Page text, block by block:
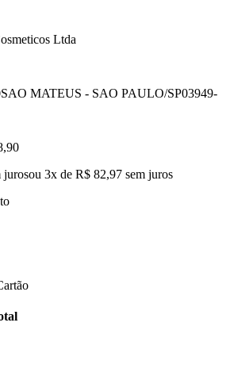
Ltda
SAO MATEUS - SAO PAULO/SP03949-
,90
jurosou 3x de R$ 82,97 sem juros